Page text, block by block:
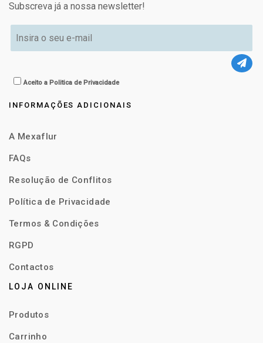
Subscreva já a nossa newsletter!
Aceito a Politica de Privacidade
INFORMAÇÕES ADICIONAIS
A Mexaflur
FAQs
Resolução de Conflitos
Política de Privacidade
Termos & Condições
RGPD
Contactos
LOJA ONLINE
Produtos
Carrinho